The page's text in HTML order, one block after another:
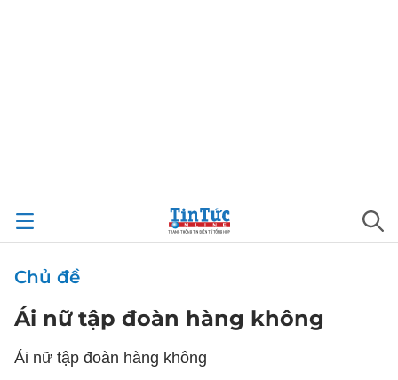
Chủ đề
Ái nữ tập đoàn hàng không
Ái nữ tập đoàn hàng không